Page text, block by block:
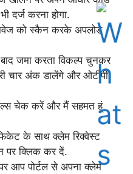
दर्ज करना होगा.
को स्कैन करके अपलोड
जमा करता विकल्प चुनकर
चार अंक डालेंगे और ओटीपी
चेक करें और मैं सहमत हूं
के साथ क्लेम रिक्वेस्ट
पर क्लिक कर दें.
आप पोर्टल से अपना क्लेम